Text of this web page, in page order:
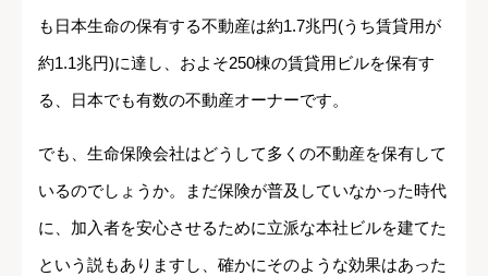
も日本生命の保有する不動産は約1.7兆円(うち賃貸用が
約1.1兆円)に達し、およそ250棟の賃貸用ビルを保有す
る、日本でも有数の不動産オーナーです。
でも、生命保険会社はどうして多くの不動産を保有して
いるのでしょうか。まだ保険が普及していなかった時代
に、加入者を安心させるために立派な本社ビルを建てた
という説もありますし、確かにそのような効果はあった